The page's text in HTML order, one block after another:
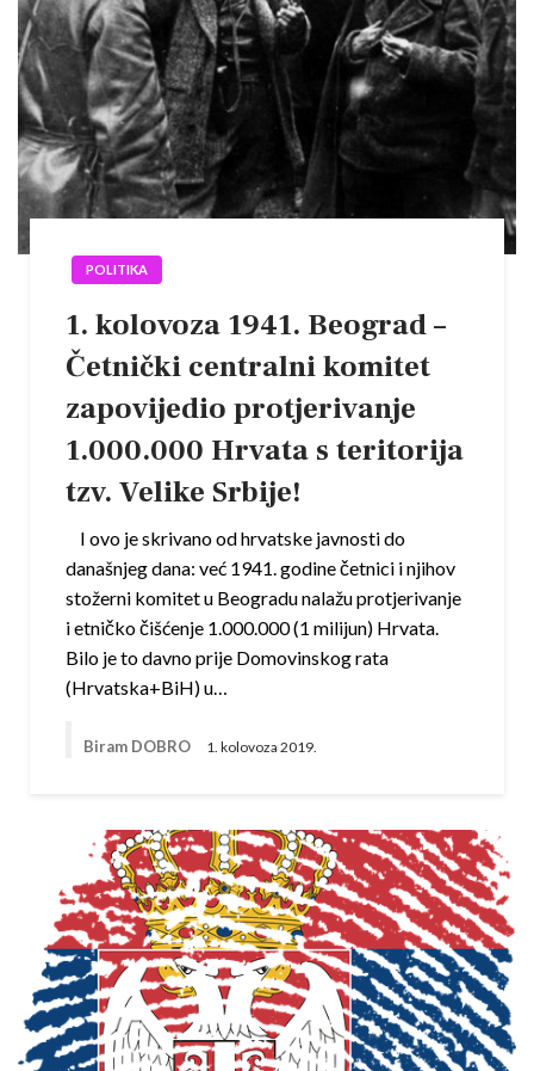
POLITIKA
1. kolovoza 1941. Beograd –
Četnički centralni komitet
zapovijedio protjerivanje
1.000.000 Hrvata s teritorija
tzv. Velike Srbije!
I ovo je skrivano od hrvatske javnosti do
današnjeg dana: već 1941. godine četnici i njihov
stožerni komitet u Beogradu nalažu protjerivanje
i etničko čišćenje 1.000.000 (1 milijun) Hrvata.
Bilo je to davno prije Domovinskog rata
(Hrvatska+BiH) u…
Biram DOBRO 1. kolovoza 2019.